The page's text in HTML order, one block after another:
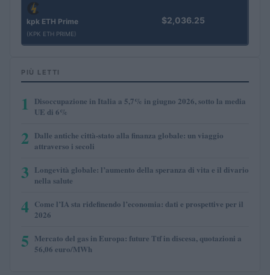
kpk ETH Prime
(KPK ETH PRIME)
$2,036.25
PIÙ LETTI
1
Disoccupazione in Italia a 5,7% in giugno 2026, sotto la media
UE di 6%
2 Dalle antiche città-stato alla finanza globale: un viaggio
attraverso i secoli
3 Longevità globale: l’aumento della speranza di vita e il divario
nella salute
4 Come l’IA sta ridefinendo l’economia: dati e prospettive per il
2026
5 Mercato del gas in Europa: future Ttf in discesa, quotazioni a
56,06 euro/MWh